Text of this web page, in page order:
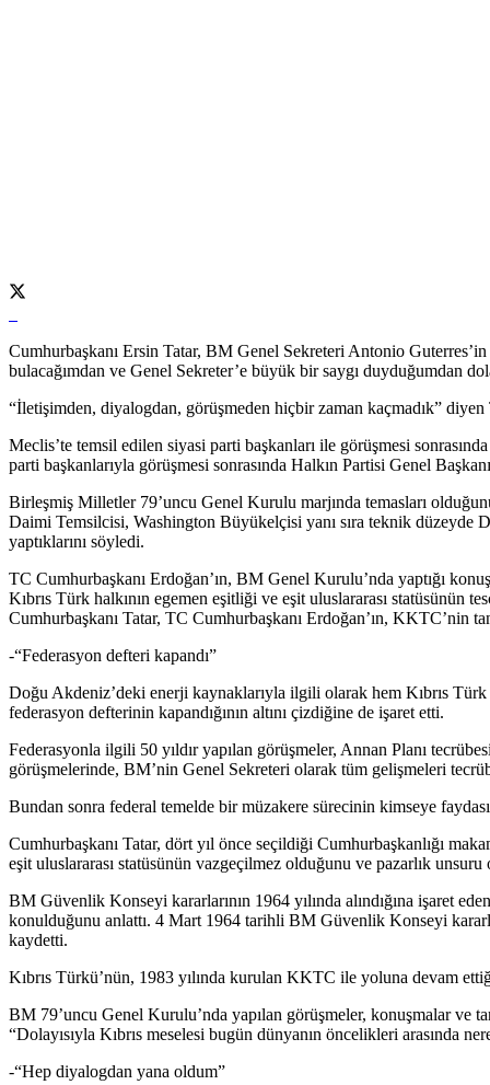
Cumhurbaşkanı Ersin Tatar, BM Genel Sekreteri Antonio
bulacağımdan ve Genel Sekreter’e büyük bir saygı duyduğumdan
“İletişimden, diyalogdan, görüşmeden hiçbir zaman kaçmadık”
Meclis’te temsil edilen siyasi parti başkanları ile görüşmesi
parti başkanlarıyla görüşmesi sonrasında Halkın Partisi Genel
Birleşmiş Milletler 79’uncu Genel Kurulu marjında temasları
Daimi Temsilcisi, Washington Büyükelçisi yanı sıra teknik düzeyde
yaptıklarını söyledi.
TC Cumhurbaşkanı Erdoğan’ın, BM Genel Kurulu’nda yaptığı
Kıbrıs Türk halkının egemen eşitliği ve eşit uluslararası statüsünün
Cumhurbaşkanı Tatar, TC Cumhurbaşkanı Erdoğan’ın, KKTC’nin
-“Federasyon defteri kapandı”
Doğu Akdeniz’deki enerji kaynaklarıyla ilgili olarak hem Kıbrıs
federasyon defterinin kapandığının altını çizdiğine de işaret etti.
Federasyonla ilgili 50 yıldır yapılan görüşmeler, Annan Planı
görüşmelerinde, BM’nin Genel Sekreteri olarak tüm gelişmeleri
Bundan sonra federal temelde bir müzakere sürecinin kimseye
Cumhurbaşkanı Tatar, dört yıl önce seçildiği Cumhurbaşkanlığı
eşit uluslararası statüsünün vazgeçilmez olduğunu ve pazarlık
BM Güvenlik Konseyi kararlarının 1964 yılında alındığına işaret
konulduğunu anlattı. 4 Mart 1964 tarihli BM Güvenlik Konseyi
kaydetti.
Kıbrıs Türkü’nün, 1983 yılında kurulan KKTC ile yoluna devam
BM 79’uncu Genel Kurulu’nda yapılan görüşmeler, konuşmalar ve
“Dolayısıyla Kıbrıs meselesi bugün dünyanın öncelikleri arasında
-“Hep diyalogdan yana oldum”